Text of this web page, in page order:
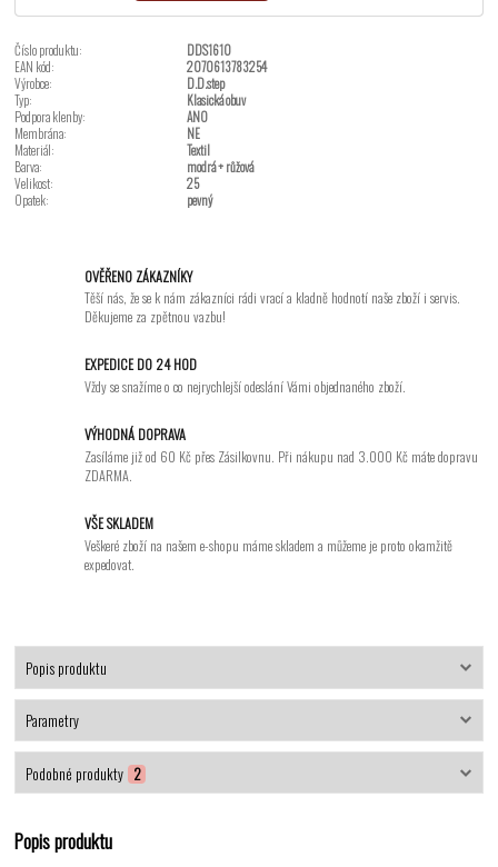
Číslo produktu:
DDS1610
EAN kód:
2070613783254
Výrobce:
D.D.step
Typ:
Klasická obuv
Podpora klenby:
ANO
Membrána:
NE
Materiál:
Textil
Barva:
modrá + růžová
Velikost:
25
Opatek:
pevný
OVĚŘENO ZÁKAZNÍKY
Těší nás, že se k nám zákazníci rádi vrací a kladně hodnotí naše zboží i servis.
Děkujeme za zpětnou vazbu!
EXPEDICE DO 24 HOD
Vždy se snažíme o co nejrychlejší odeslání Vámi objednaného zboží.
VÝHODNÁ DOPRAVA
Zasíláme již od 60 Kč přes Zásilkovnu. Při nákupu nad 3.000 Kč máte dopravu
ZDARMA.
VŠE SKLADEM
Veškeré zboží na našem e-shopu máme skladem a můžeme je proto okamžitě
expedovat.
Popis produktu
Parametry
Podobné produkty 2
Popis produktu